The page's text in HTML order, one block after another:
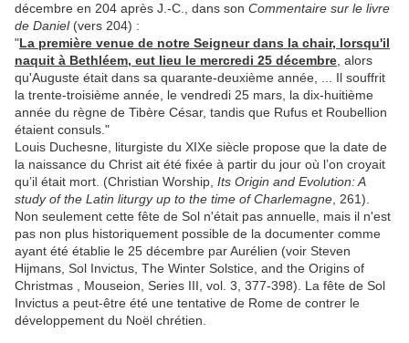
décembre en 204 après J.-C., dans son Commentaire sur le livre
de Daniel (vers 204) :
"La première venue de notre Seigneur dans la chair, lorsqu'il
naquit à Bethléem, eut lieu le mercredi 25 décembre , alors
qu'Auguste était dans sa quarante-deuxième année, ... Il souffrit
la trente-troisième année, le vendredi 25 mars, la dix-huitième
année du règne de Tibère César, tandis que Rufus et Roubellion
étaient consuls."
Louis Duchesne, liturgiste du XIXe siècle propose que la date de
la naissance du Christ ait été fixée à partir du jour où l’on croyait
qu’il était mort. (Christian Worship, Its Origin and Evolution: A
study of the Latin liturgy up to the time of Charlemagne , 261).
Non seulement cette fête de Sol n'était pas annuelle, mais il n'est
pas non plus historiquement possible de la documenter comme
ayant été établie le 25 décembre par Aurélien (voir Steven
Hijmans, Sol Invictus, The Winter Solstice, and the Origins of
Christmas , Mouseion, Series III, vol. 3, 377-398). La fête de Sol
Invictus a peut-être été une tentative de Rome de contrer le
développement du Noël chrétien.